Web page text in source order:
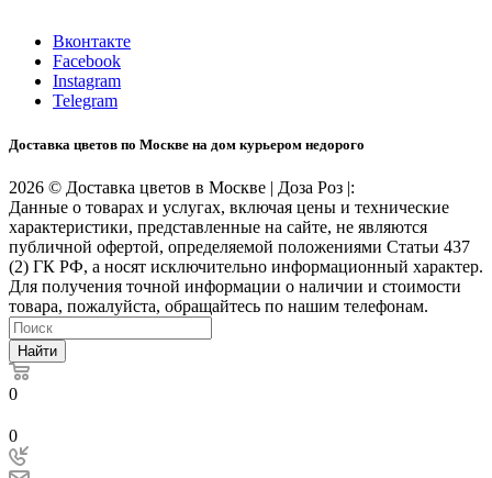
Вконтакте
Facebook
Instagram
Telegram
Доставка цветов по Москве на дом курьером недорого
2026 © Доставка цветов в Москве | Доза Роз |:
Данные о товарах и услугах, включая цены и технические
характеристики, представленные на сайте, не являются
публичной офертой, определяемой положениями Статьи 437
(2) ГК РФ, а носят исключительно информационный характер.
Для получения точной информации о наличии и стоимости
товара, пожалуйста, обращайтесь по нашим телефонам.
Найти
0
0